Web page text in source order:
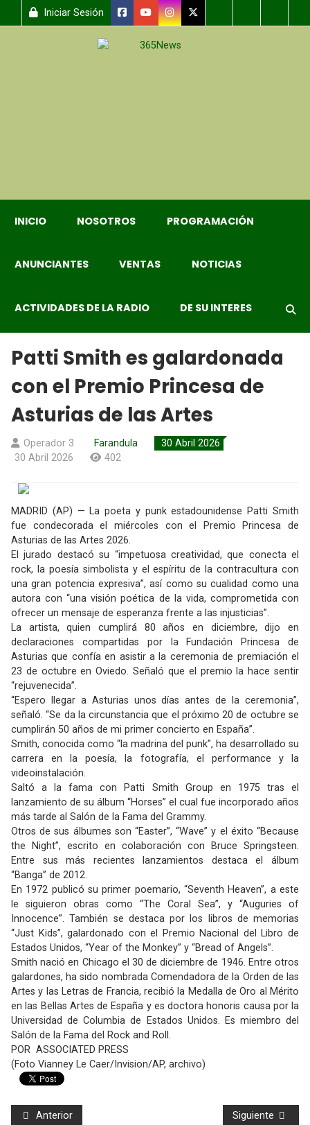
Iniciar Sesión
INICIO NOSOTROS PROGRAMACIÓN
ANUNCIANTES VENTAS NOTICIAS
ACTIVIDADES DE LA RADIO DE SU INTERES
Patti Smith es galardonada
con el Premio Princesa de
Asturias de las Artes
Operador 3 Farandula
30 Abril 2026
30 Abril 2026
402
MADRID (AP) — La poeta y punk estadounidense Patti Smith
fue condecorada el miércoles con el Premio Princesa de
Asturias de las Artes 2026.
El jurado destacó su “impetuosa creatividad, que conecta el
rock, la poesía simbolista y el espíritu de la contracultura con
una gran potencia expresiva”, así como su cualidad como una
autora con “una visión poética de la vida, comprometida con
ofrecer un mensaje de esperanza frente a las injusticias”.
La artista, quien cumplirá 80 años en diciembre, dijo en
declaraciones compartidas por la Fundación Princesa de
Asturias que confía en asistir a la ceremonia de premiación el
23 de octubre en Oviedo. Señaló que el premio la hace sentir
“rejuvenecida”.
“Espero llegar a Asturias unos días antes de la ceremonia”,
señaló. “Se da la circunstancia que el próximo 20 de octubre se
cumplirán 50 años de mi primer concierto en España”.
Smith, conocida como “la madrina del punk”, ha desarrollado su
carrera en la poesía, la fotografía, el performance y la
videoinstalación.
Saltó a la fama con Patti Smith Group en 1975 tras el
lanzamiento de su álbum “Horses” el cual fue incorporado años
más tarde al Salón de la Fama del Grammy.
Otros de sus álbumes son “Easter”, “Wave” y el éxito “Because
the Night”, escrito en colaboración con Bruce Springsteen.
Entre sus más recientes lanzamientos destaca el álbum
“Banga” de 2012.
En 1972 publicó su primer poemario, “Seventh Heaven”, a este
le siguieron obras como “The Coral Sea”, y “Auguries of
Innocence”. También se destaca por los libros de memorias
“Just Kids”, galardonado con el Premio Nacional del Libro de
Estados Unidos, “Year of the Monkey” y “Bread of Angels”.
Smith nació en Chicago el 30 de diciembre de 1946. Entre otros
galardones, ha sido nombrada Comendadora de la Orden de las
Artes y las Letras de Francia, recibió la Medalla de Oro al Mérito
en las Bellas Artes de España y es doctora honoris causa por la
Universidad de Columbia de Estados Unidos. Es miembro del
Salón de la Fama del Rock and Roll.
POR ASSOCIATED PRESS
(Foto Vianney Le Caer/Invision/AP, archivo)
Anterior Siguiente